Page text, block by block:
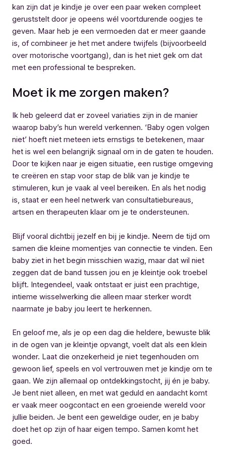
kan zijn dat je kindje je over een paar weken compleet
geruststelt door je opeens wél voortdurende oogjes te
geven. Maar heb je een vermoeden dat er meer gaande
is, of combineer je het met andere twijfels (bijvoorbeeld
over motorische voortgang), dan is het niet gek om dat
met een professional te bespreken.
Moet ik me zorgen maken?
Ik heb geleerd dat er zoveel variaties zijn in de manier
waarop baby’s hun wereld verkennen. ‘Baby ogen volgen
niet’ hoeft niet meteen iets ernstigs te betekenen, maar
het is wel een belangrijk signaal om in de gaten te houden.
Door te kijken naar je eigen situatie, een rustige omgeving
te creëren en stap voor stap de blik van je kindje te
stimuleren, kun je vaak al veel bereiken. En als het nodig
is, staat er een heel netwerk van consultatiebureaus,
artsen en therapeuten klaar om je te ondersteunen.
Blijf vooral dichtbij jezelf en bij je kindje. Neem de tijd om
samen die kleine momentjes van connectie te vinden. Een
baby ziet in het begin misschien wazig, maar dat wil niet
zeggen dat de band tussen jou en je kleintje ook troebel
blijft. Integendeel, vaak ontstaat er juist een prachtige,
intieme wisselwerking die alleen maar sterker wordt
naarmate je baby jou leert te herkennen.
En geloof me, als je op een dag die heldere, bewuste blik
in de ogen van je kleintje opvangt, voelt dat als een klein
wonder. Laat die onzekerheid je niet tegenhouden om
gewoon lief, speels en vol vertrouwen met je kindje om te
gaan. We zijn allemaal op ontdekkingstocht, jij én je baby.
Je bent niet alleen, en met wat geduld en aandacht komt
er vaak meer oogcontact en een groeiende wereld voor
jullie beiden. Je bent een geweldige ouder, en je baby
doet het op zijn of haar eigen tempo. Samen komt het
goed.